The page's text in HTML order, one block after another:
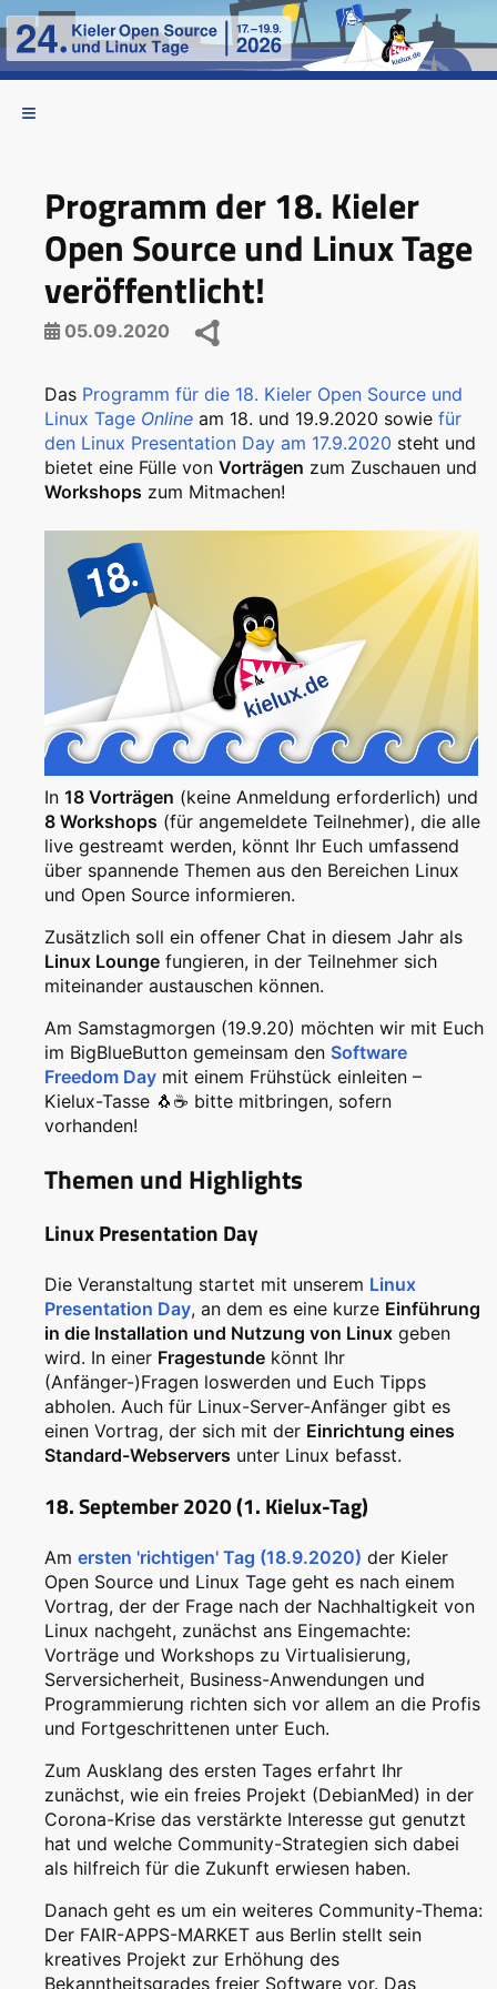
Programm der 18. Kieler
Open Source und Linux Tage
veröffentlicht!
05.09.2020
Das Programm für die 18. Kieler Open Source und
Linux Tage Online am 18. und 19.9.2020 sowie für
den Linux Presentation Day am 17.9.2020 steht und
bietet eine Fülle von Vorträgen zum Zuschauen und
Workshops zum Mitmachen!
In 18 Vorträgen (keine Anmeldung erforderlich) und
8 Workshops (für angemeldete Teilnehmer), die alle
live gestreamt werden, könnt Ihr Euch umfassend
über spannende Themen aus den Bereichen Linux
und Open Source informieren.
Zusätzlich soll ein offener Chat in diesem Jahr als
Linux Lounge fungieren, in der Teilnehmer sich
miteinander austauschen können.
Am Samstagmorgen (19.9.20) möchten wir mit Euch
im BigBlueButton gemeinsam den Software
Freedom Day mit einem Frühstück einleiten –
Kielux-Tasse 🐧☕ bitte mitbringen, sofern
vorhanden!
Themen und Highlights
Linux Presentation Day
Die Veranstaltung startet mit unserem Linux
Presentation Day, an dem es eine kurze Einführung
in die Installation und Nutzung von Linux geben
wird. In einer Fragestunde könnt Ihr
(Anfänger-)Fragen loswerden und Euch Tipps
abholen. Auch für Linux-Server-Anfänger gibt es
einen Vortrag, der sich mit der Einrichtung eines
Standard-Webservers unter Linux befasst.
18. September 2020 (1. Kielux-Tag)
Am ersten 'richtigen' Tag (18.9.2020) der Kieler
Open Source und Linux Tage geht es nach einem
Vortrag, der der Frage nach der Nachhaltigkeit von
Linux nachgeht, zunächst ans Eingemachte:
Vorträge und Workshops zu Virtualisierung,
Serversicherheit, Business-Anwendungen und
Programmierung richten sich vor allem an die Profis
und Fortgeschrittenen unter Euch.
Zum Ausklang des ersten Tages erfahrt Ihr
zunächst, wie ein freies Projekt (DebianMed) in der
Corona-Krise das verstärkte Interesse gut genutzt
hat und welche Community-Strategien sich dabei
als hilfreich für die Zukunft erwiesen haben.
Danach geht es um ein weiteres Community-Thema:
Der FAIR-APPS-MARKET aus Berlin stellt sein
kreatives Projekt zur Erhöhung des
Bekanntheitsgrades freier Software vor. Das